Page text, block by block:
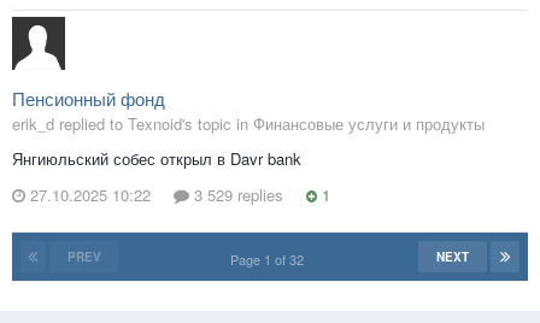
Пенсионный фонд
erik_d replied to Texnoid's topic in Финансовые услуги и продукты
Янгиюльский собес открыл в Davr bank
27.10.2025 10:22
3 529 replies 1
PREV NEXT
Page 1 of 32